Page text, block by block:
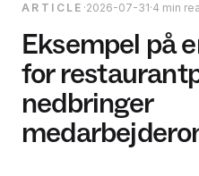
ARTICLE ·2026-07-31·4 min
Eksempel på
for
nedbringer